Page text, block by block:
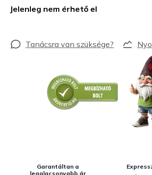
Jelenleg nem érhető el
Garantáltan a
legalacsonyabb ár